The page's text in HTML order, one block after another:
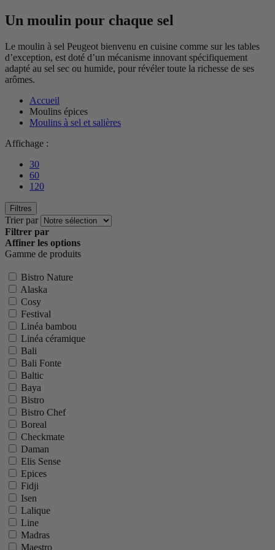
Un moulin pour chaque sel
Le moulin à sel Peugeot bienvenu en cuisine comme sur les tables
d’exception, est doté d’un mécanisme innovant spécifiquement
adapté au sel sec ou humide, pour révéler toute la richesse de ses
arômes.
Accueil
Moulins épices
Moulins à sel et salières
Affichage :
30
60
120
Filtres
Trier par
Filtrer par
Affiner les options
Gamme de produits
Bistro Nature
Alaska
Cosy
Festival
Linéa bambou
Linéa céramique
Bali
Bali Fonte
Baltic
Baya
Bistro
Bistro Chef
Boreal
Checkmate
Daman
Elis Sense
Epices
Fidji
Isen
Lalique
Line
Madras
Maestro